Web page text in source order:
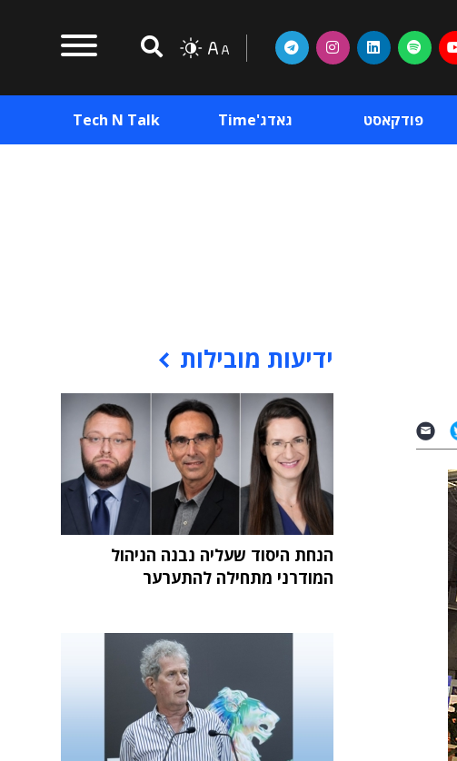
פודקאסט גאדג'Time Tech N Talk
ידיעות מובילות
הנחת היסוד שעליה נבנה הניהול
המודרני מתחילה להתערער